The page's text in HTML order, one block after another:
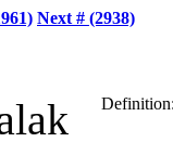
Next # (2938)